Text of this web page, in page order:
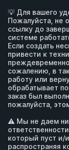
💡 Для вашего
Пожалуйста, не
ссылку до
системе
Если создать
привести к
сожалению, в
работу или
обрабатывает
заказ был
пожалуйста,
⚠️ Мы не даем
который пуст и/
распространяя